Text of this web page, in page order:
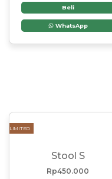
Beli
WhatsApp
LIMITED
Stool S
Rp450.000